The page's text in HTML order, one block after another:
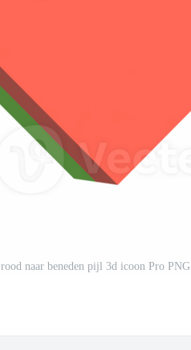
rood naar beneden pijl 3d icoon Pro PNG